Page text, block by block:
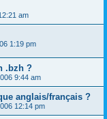
am
1:19 pm
.bzh ?
9:44 am
anglais/français ?
12:14 pm